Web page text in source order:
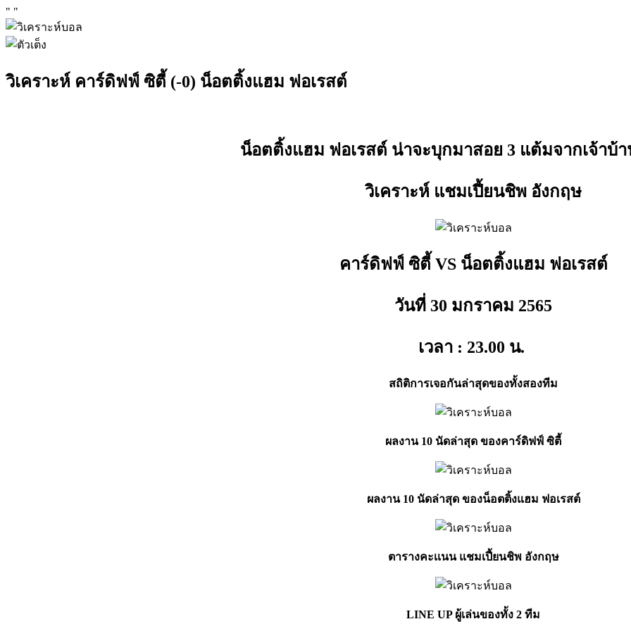
" "
วิเคราะห์ คาร์ดิฟฟ์ ซิตี้ (-0) น็อตติ้งแฮม ฟอเรสต์
น็อตติ้งแฮม ฟอเรสต์ น่าจะบุกมาสอย 3 แต้มจากเจ้าบ้
วิเคราะห์ แชมเปี้ยนชิพ อังกฤษ
คาร์ดิฟฟ์ ซิตี้ VS น็อตติ้งแฮม ฟอเรสต์
วันที่ 30 มกราคม 2565
เวลา : 23.00 น.
สถิติการเจอกันล่าสุดของทั้งสองทีม
ผลงาน 10 นัดล่าสุด ของคาร์ดิฟฟ์ ซิตี้
ผลงาน 10 นัดล่าสุด ของน็อตติ้งแฮม ฟอเรสต์
ตารางคะเเนน แชมเปี้ยนชิพ อังกฤษ
LINE UP ผู้เล่นของทั้ง 2 ทีม